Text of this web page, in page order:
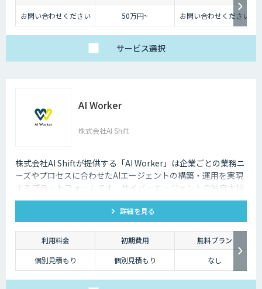
お問い合わせください
50万円~ お問い合わせください
サービス選択
AI Worker
株式会社AI Shift
株式会社AI Shiftが提供する「AI Worker」は企業ごとの業務ニ
ーズやプロセスに合わせたAIエージェントの構築・運用を実現
するプラットフォームです。サイバーエージェントの独自大規
模言語モデルの開発知見と、当社の生成AI導入支援の経験を活
かし開発しました。 当社では、AIエージェントの活用戦略か
ら、導入後の運用や定着まで一気通貫でご支援いたしますの
で、お気軽にご相談ください。
詳細を見る
利用料金 初期費用
無料プラン
個別見積もり
個別見積もり なし